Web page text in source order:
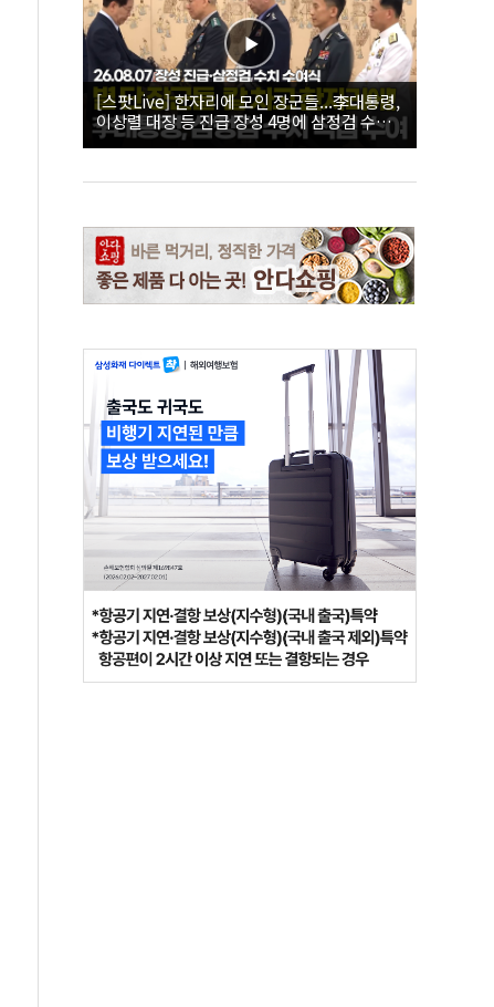
[스팟Live] 한자리에 모인 장군들...李대통령,
이상렬 대장 등 진급 장성 4명에 삼정검 수치
직접 수여｜26.08.07 장성 진급·삼정검 수치